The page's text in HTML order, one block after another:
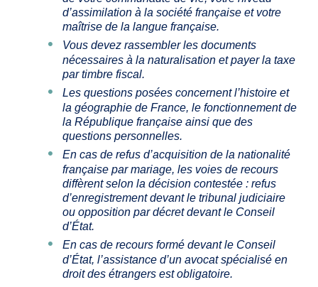
d’assimilation à la société française et votre
maîtrise de la langue française.
Vous devez rassembler les documents
nécessaires à la naturalisation et payer la taxe
par timbre fiscal.
Les questions posées concernent l’histoire et
la géographie de France, le fonctionnement de
la République française ainsi que des
questions personnelles.
En cas de refus d’acquisition de la nationalité
française par mariage, les voies de recours
diffèrent selon la décision contestée : refus
d’enregistrement devant le tribunal judiciaire
ou opposition par décret devant le Conseil
d’État.
En cas de recours formé devant le Conseil
d’État, l’assistance d’un avocat spécialisé en
droit des étrangers est obligatoire.